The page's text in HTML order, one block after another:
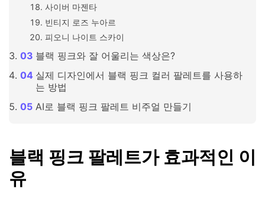
사이버 마젠타
빈티지 로즈 누아르
피오니 나이트 스카이
블랙 핑크와 잘 어울리는 색상은?
실제 디자인에서 블랙 핑크 컬러 팔레트를 사용하
는 방법
AI로 블랙 핑크 팔레트 비주얼 만들기
블랙 핑크 팔레트가 효과적인 이
유